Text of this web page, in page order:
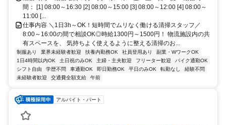
間： [1] 08:00～16:30 [2] 08:00～15:00 [3] 08:00～12:00 [4] 08:00～
11:00 [...
仕事内容 ＼1日3h～OK！短時間でムリなく働ける清掃スタッフ／
8:00～16:00の間で相談OK◎時給1300円～1500円！ 物流施設内の共
有スペースを、 気持ちよく使えるように整える清掃のお...
制服あり 業界未経験者歓迎 扶養内勤務OK 社員登用あり
副業・WワークOK
1日4時間以内OK
土日祝のみOK 主婦・主夫歓迎 フリーター歓迎
バイク通勤OK
シフト自由
学歴不問 車通勤OK 即日勤務OK 平日のみOK 転勤なし
経験不問
未経験者歓迎
交通費全額支給 午前
アルバイト・パート